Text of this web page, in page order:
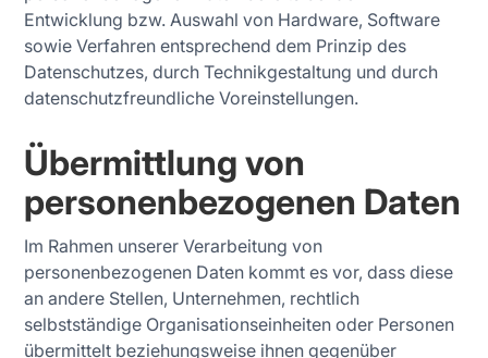
Entwicklung bzw. Auswahl von Hardware, Software
sowie Verfahren entsprechend dem Prinzip des
Datenschutzes, durch Technikgestaltung und durch
datenschutzfreundliche Voreinstellungen.
Übermittlung von
personenbezogenen Daten
Im Rahmen unserer Verarbeitung von
personenbezogenen Daten kommt es vor, dass diese
an andere Stellen, Unternehmen, rechtlich
selbstständige Organisationseinheiten oder Personen
übermittelt beziehungsweise ihnen gegenüber